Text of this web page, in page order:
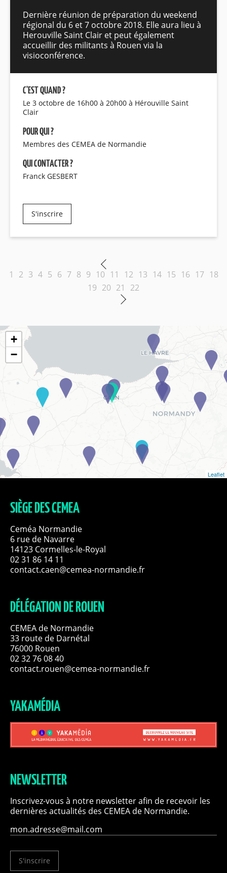
Dernière réunion de préparation du weekend
régional du 6 et 7 octobre 2018. Elle aura lieu à
Herouville Saint Clair et peut également
accueillir des militants à Rouen via la
visioconférence.
C'EST QUAND ?
Le 3 octobre de 16h00 à 20h00 à Hérouville Saint
Clair
POUR QUI ?
Membres des CEMEA de Normandie
QUI CONTACTER ?
Franck GESBERT
S'inscrire
1 2 3 4 5 6 7 8 9 10 11 12 13 14 15 16 17 18
19 20 21 22
+
−
Leaflet
SIÈGE DES CEMEA
Ceméa Normandie
6 rue de Navarre
14123 Cormelles-le-Royal
02 31 86 14 11
contact.caen@cemea-normandie.fr
DÉLÉGATION DE ROUEN
CEMEA de Normandie
33 route de Darnétal
76000 Rouen
02 32 76 08 40
contact.rouen@cemea-normandie.fr
YAKAMÉDIA
NEWSLETTER
Inscrivez-vous à notre newsletter afin de recevoir les
dernières actualités des CEMEA de Normandie.
S'inscrire